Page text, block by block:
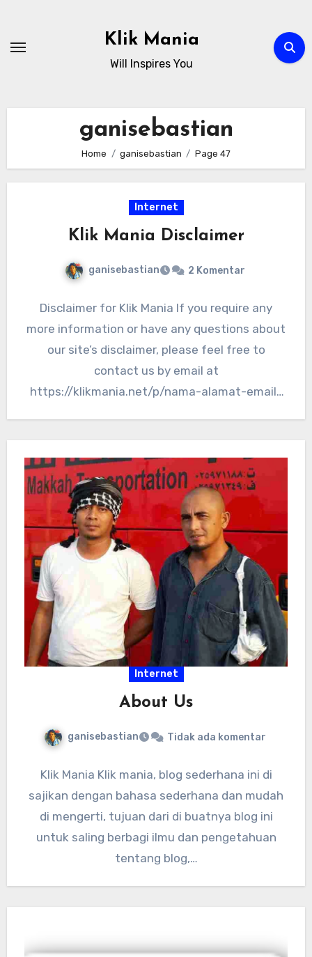
content
Klik Mania
Will Inspires You
ganisebastian
Home ganisebastian Page 47
Internet
Klik Mania Disclaimer
ganisebastian 2 Komentar
Disclaimer for Klik Mania If you require any
more information or have any questions about
our site’s disclaimer, please feel free to
contact us by email at
https://klikmania.net/p/nama-alamat-email-
Internet
About Us
ganisebastian Tidak ada komentar
Klik Mania Klik mania, blog sederhana ini di
sajikan dengan bahasa sederhana dan mudah
di mengerti, tujuan dari di buatnya blog ini
untuk saling berbagi ilmu dan pengetahuan
tentang blog,…